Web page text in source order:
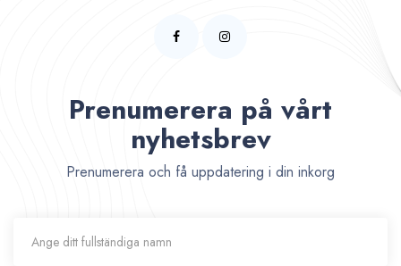
Prenumerera på vårt
nyhetsbrev
Prenumerera och få uppdatering i din inkorg